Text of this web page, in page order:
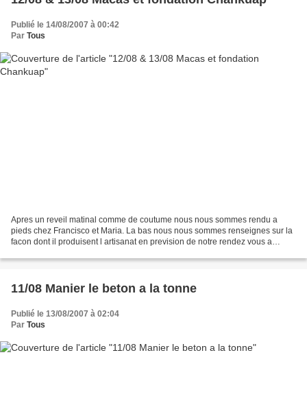
Publié le 14/08/2007 à 00:42
Par Tous
Apres un reveil matinal comme de coutume nous nous sommes rendu a
pieds chez Francisco et Maria. La bas nous nous sommes renseignes sur la
facon dont il produisent l artisanat en prevision de notre rendez vous a
11/08 Manier le beton a la tonne
Publié le 13/08/2007 à 02:04
Par Tous